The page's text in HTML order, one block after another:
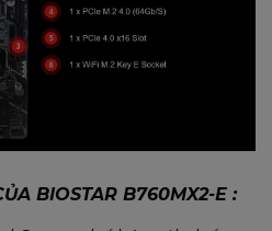
BIOSTAR B760MX2-E :